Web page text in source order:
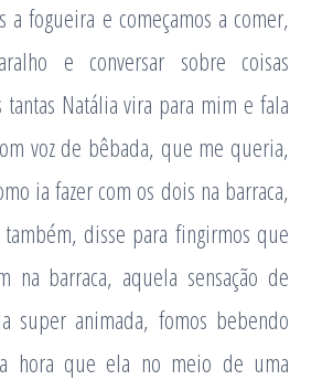
a fogueira e começamos a comer,
e conversar sobre coisas
Natália vira para mim e fala
voz de bêbada, que me queria,
ia fazer com os dois na barraca,
disse para fingirmos que
na barraca, aquela sensação de
super animada, fomos bebendo
hora que ela no meio de uma